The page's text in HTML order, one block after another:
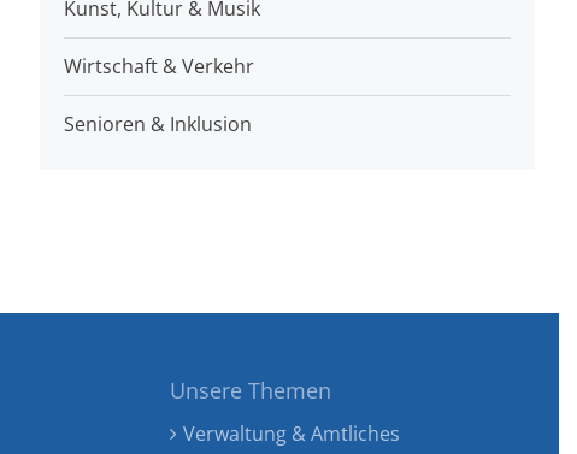
Kunst, Kultur & Musik
Wirtschaft & Verkehr
Senioren & Inklusion
Unsere Themen
Verwaltung & Amtliches